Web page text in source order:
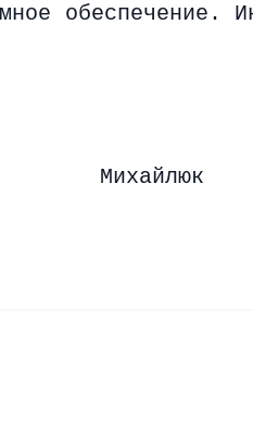
обеспечение.